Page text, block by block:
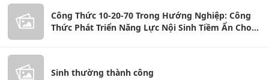
Công Thức 10-20-70 Trong Hướng Nghiệp: Công
Thức Phát Triển Năng Lực Nội Sinh Tiềm Ẩn Cho
Sinh thường thành công